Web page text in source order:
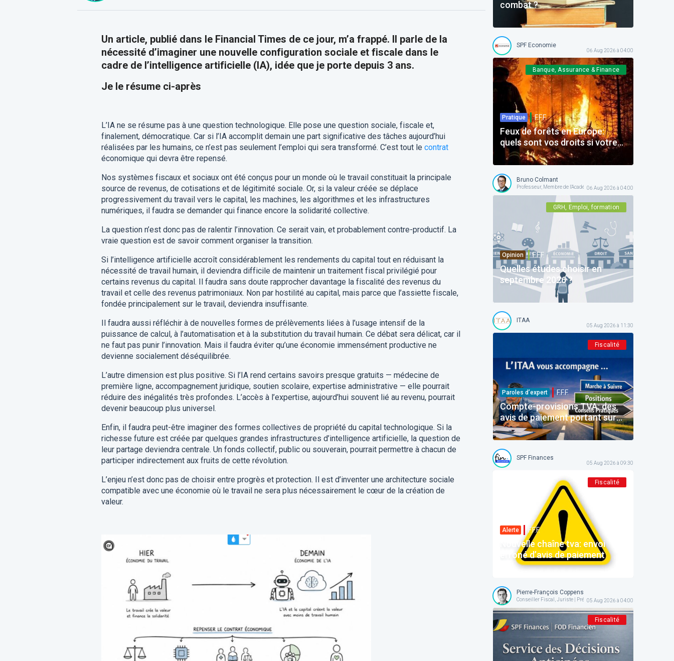
​Un article, publié dans le Financial Times de ce jour, m’a frappé. Il parle de la
nécessité d’imaginer une nouvelle configuration sociale et fiscale dans le
cadre de l’intelligence artificielle (IA), idée que je porte depuis 3 ans.
Je le résume ci-après
L’IA ne se résume pas à une question technologique. Elle pose une question sociale, fiscale et,
finalement, démocratique. Car si l’IA accomplit demain une part significative des tâches aujourd’hui
réalisées par les humains, ce n’est pas seulement l’emploi qui sera transformé. C’est tout le contrat
économique qui devra être repensé.
Nos systèmes fiscaux et sociaux ont été conçus pour un monde où le travail constituait la principale
source de revenus, de cotisations et de légitimité sociale. Or, si la valeur créée se déplace
progressivement du travail vers le capital, les machines, les algorithmes et les infrastructures
numériques, il faudra se demander qui finance encore la solidarité collective.
La question n’est donc pas de ralentir l’innovation. Ce serait vain, et probablement contre-productif. La
vraie question est de savoir comment organiser la transition.
Si l’intelligence artificielle accroît considérablement les rendements du capital tout en réduisant la
nécessité de travail humain, il deviendra difficile de maintenir un traitement fiscal privilégié pour
certains revenus du capital. Il faudra sans doute rapprocher davantage la fiscalité des revenus du
travail et celle des revenus patrimoniaux. Non par hostilité au capital, mais parce que l’assiette fiscale,
fondée principalement sur le travail, deviendra insuffisante.
Il faudra aussi réfléchir à de nouvelles formes de prélèvements liées à l’usage intensif de la
puissance de calcul, à l’automatisation et à la substitution du travail humain. Ce débat sera délicat, car il
ne faut pas punir l’innovation. Mais il faudra éviter qu’une économie immensément productive ne
devienne socialement déséquilibrée.
L’autre dimension est plus positive. Si l’IA rend certains savoirs presque gratuits — médecine de
première ligne, accompagnement juridique, soutien scolaire, expertise administrative — elle pourrait
réduire des inégalités très profondes. L’accès à l’expertise, aujourd’hui souvent lié au revenu, pourrait
devenir beaucoup plus universel.
Enfin, il faudra peut-être imaginer des formes collectives de propriété du capital technologique. Si la
richesse future est créée par quelques grandes infrastructures d’intelligence artificielle, la question de
leur partage deviendra centrale. Un fonds collectif, public ou souverain, pourrait permettre à chacun de
participer indirectement aux fruits de cette révolution.
L’enjeu n’est donc pas de choisir entre progrès et protection. Il est d’inventer une architecture sociale
compatible avec une économie où le travail ne sera plus nécessairement le cœur de la création de
valeur.​
combat ?
SPF Economie
06 Aug 2026 à 04:00
Banque, Assurance & Finance
Pratique F.F.F.
Feux de forêts en Europe:
quels sont vos droits si votre
voyage est impacté ?
Bruno Colmant
Professeur, Membre de l'Académie Royale06 Aug 2026 à 04:00
GRH, Emploi, formation
Opinion F.F.F.
Quelles études choisir en
septembre 2026 ?
ITAA
05 Aug 2026 à 11:30
Fiscalité
Paroles d’expert F.F.F.
Compte-provisions TVA: des
avis de paiement portant sur
des montants déjà payés
SPF Finances
05 Aug 2026 à 09:30
Fiscalité
Alerte F.F.F.
Nouvelle chaîne tva: envoi
erroné d’avis de paiement
Pierre-François Coppens
Conseiller Fiscal, Juriste | Président @ AFPC
05 Aug 2026 à 04:00
Fiscalité